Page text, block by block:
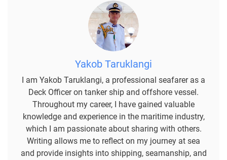
Yakob Taruklangi
I am Yakob Taruklangi, a professional seafarer as a
Deck Officer on tanker ship and offshore vessel.
Throughout my career, I have gained valuable
knowledge and experience in the maritime industry,
which I am passionate about sharing with others.
Writing allows me to reflect on my journey at sea
and provide insights into shipping, seamanship, and